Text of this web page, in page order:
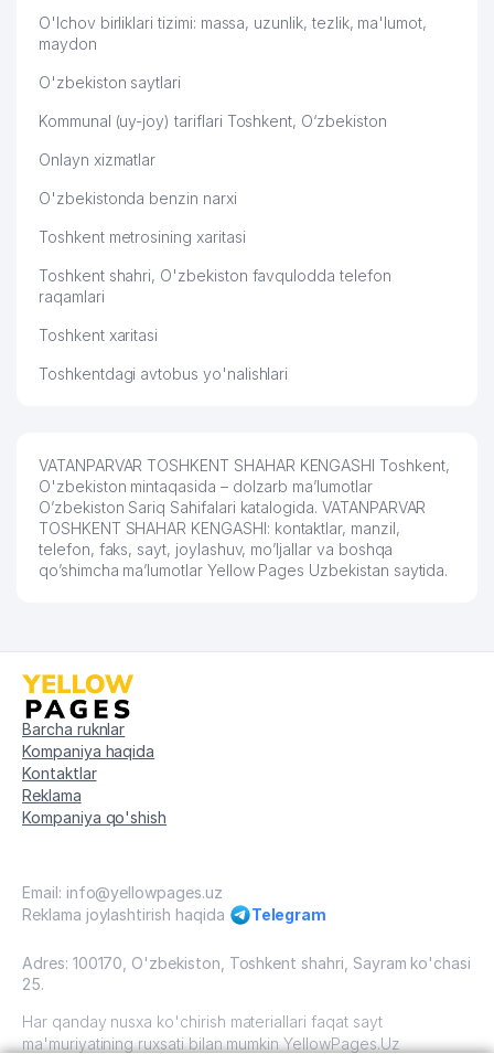
O'lchov birliklari tizimi: massa, uzunlik, tezlik, ma'lumot,
maydon
O'zbekiston saytlari
Kommunal (uy-joy) tariflari Toshkent, O‘zbekiston
Onlayn xizmatlar
O'zbekistonda benzin narxi
Toshkent metrosining xaritasi
Toshkent shahri, O'zbekiston favqulodda telefon
raqamlari
Toshkent xaritasi
Toshkentdagi avtobus yo'nalishlari
VATANPARVAR TOSHKENT SHAHAR KENGASHI Toshkent,
O'zbekiston mintaqasida – dolzarb ma’lumotlar
O’zbekiston Sariq Sahifalari katalogida. VATANPARVAR
TOSHKENT SHAHAR KENGASHI: kontaktlar, manzil,
telefon, faks, sayt, joylashuv, mo’ljallar va boshqa
qo’shimcha ma’lumotlar Yellow Pages Uzbekistan saytida.
Barcha ruknlar
Kompaniya haqida
Kontaktlar
Reklama
Kompaniya qo'shish
Email: info@yellowpages.uz
Reklama joylashtirish haqida
Telegram
Adres: 100170, O'zbekiston, Toshkent shahri, Sayram ko'chasi
25.
Har qanday nusxa ko'chirish materiallari faqat sayt
ma'muriyatining ruxsati bilan mumkin YellowPages.Uz